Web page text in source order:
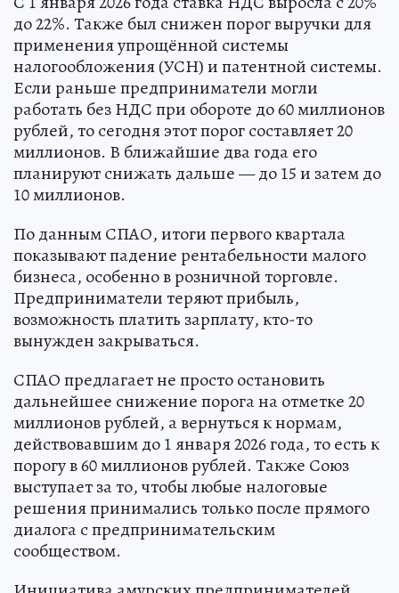
до 22%. Также был снижен порог выручки для
применения упрощённой системы
налогообложения (УСН) и патентной системы.
Если раньше предприниматели могли
работать без НДС при обороте до 60 миллионов
рублей, то сегодня этот порог составляет 20
миллионов. В ближайшие два года его
планируют снижать дальше — до 15 и затем до
10 миллионов.
По данным СПАО, итоги первого квартала
показывают падение рентабельности малого
бизнеса, особенно в розничной торговле.
Предприниматели теряют прибыль,
возможность платить зарплату, кто-то
вынужден закрываться.
СПАО предлагает не просто остановить
дальнейшее снижение порога на отметке 20
миллионов рублей, а вернуться к нормам,
действовавшим до 1 января 2026 года, то есть к
порогу в 60 миллионов рублей. Также Союз
выступает за то, чтобы любые налоговые
решения принимались только после прямого
диалога с предпринимательским
сообществом.